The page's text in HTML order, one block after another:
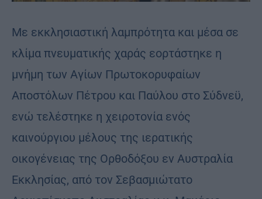
Με εκκλησιαστική λαμπρότητα και μέσα σε
κλίμα πνευματικής χαράς εορτάστηκε η
μνήμη των Αγίων Πρωτοκορυφαίων
Αποστόλων Πέτρου και Παύλου στο Σύδνεϋ,
ενώ τελέστηκε η χειροτονία ενός
καινούργιου μέλους της ιερατικής
οικογένειας της Ορθοδόξου εν Αυστραλία
Εκκλησίας, από τον Σεβασμιώτατο